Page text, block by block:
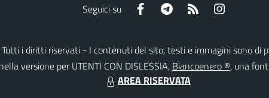
Seguici su Facebook Telegram RSS
i diritti riservati - I contenuti del sito, testi e immagini sono di
versione per UTENTI CON DISLESSIA, Biancoenero ®, una
AREA RISERVATA